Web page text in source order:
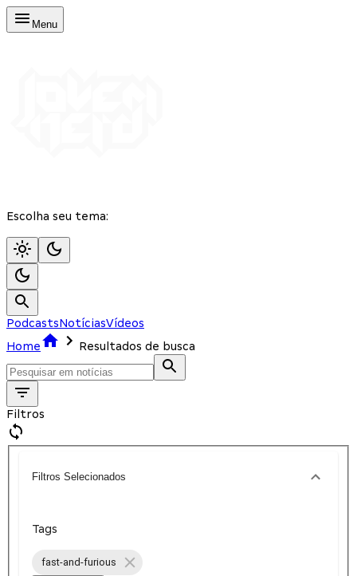
Menu
Escolha seu tema:
PodcastsNotíciasVídeos
Home
Resultados de busca
Filtros
Filtros Selecionados
Tags
fast-and-furious